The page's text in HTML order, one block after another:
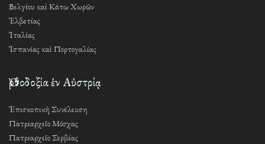
Βελγίου καὶ Κάτω Χωρῶν
Ἑλβετίας
Ἰταλίας
Ἱσπανίας καὶ Πορτογαλίας
Ὀρθοδοξία ἐν Αὐστρίᾳ
Ἐπισκοπικὴ Συνέλευση
Πατριαρχεῖο Μόσχας
Πατριαρχεῖο Σερβίας